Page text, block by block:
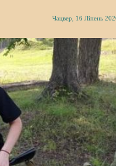
Чацвер, 16 Ліпень